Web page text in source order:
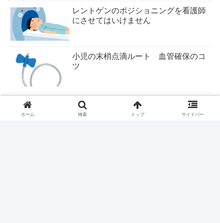
レントゲンのポジショニングを看護師
にさせてはいけません
小児の末梢点滴ルート 血管確保のコ
ツ
ついにくるか医学部定員削減
ホーム 検索 トップ サイドバー